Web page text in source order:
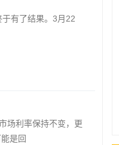
有了结果。3月22
场利率保持不变，更
是回